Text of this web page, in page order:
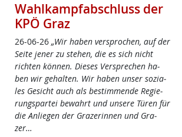
Wahlkampfabschluss der
KPÖ Graz
26-06-26 „Wir ha­ben ver­spro­chen, auf der
Sei­te je­ner zu ste­hen, die es sich nicht
rich­ten kön­nen. Die­ses Ver­sp­re­chen ha­
ben wir ge­hal­ten. Wir ha­ben un­ser so­zia­
les Ge­sicht auch als be­stim­men­de Re­gie­
rung­s­par­tei be­wahrt und un­se­re Tü­ren für
die An­lie­gen der Gra­ze­rin­nen und Gra­
zer…